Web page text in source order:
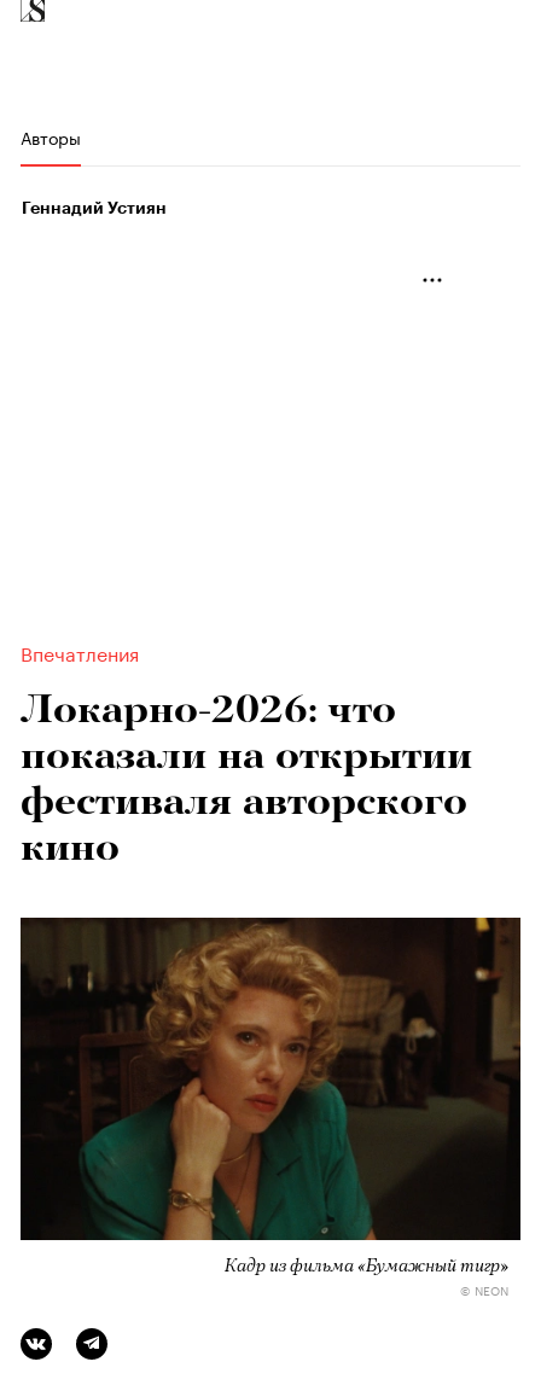
Авторы
Геннадий Устиян
Впечатления
Локарно-2026: что
показали на открытии
фестиваля авторского
кино
Кадр из фильма «Бумажный тигр»
© NEON